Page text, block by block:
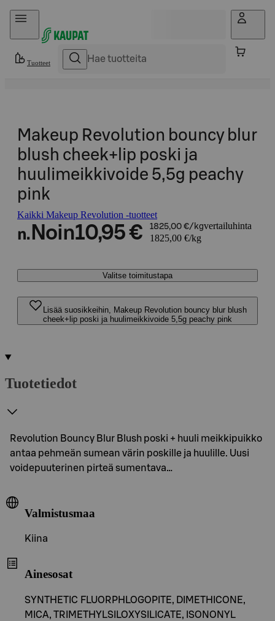
Hyppää sisältöön
Tuotteet
Makeup Revolution bouncy blur
blush cheek+lip poski ja
huulimeikkivoide 5,5g peachy
pink
Kaikki Makeup Revolution -tuotteet
n. Noin10,95 € 1825,00 €/kgvertailuhinta
1825,00 €/kg
Valitse toimitustapa
Lisää suosikkeihin, Makeup Revolution bouncy blur blush
cheek+lip poski ja huulimeikkivoide 5,5g peachy pink
Tuotetiedot
Revolution Bouncy Blur Blush poski + huuli meikkipuikko
antaa pehmeän sumean värin poskille ja huulille. Uusi
voidepuuterinen pirteä sumentava…
Valmistusmaa
Kiina
Ainesosat
SYNTHETIC FLUORPHLOGOPITE, DIMETHICONE,
MICA, TRIMETHYLSILOXYSILICATE, ISONONYL